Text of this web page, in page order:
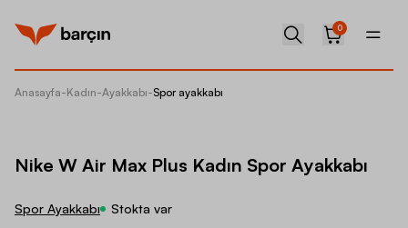
0
Anasayfa-Kadın-Ayakkabı-Spor ayakkabı
Nike W Air Max Plus Kadın Spor Ayakkabı
Spor Ayakkabı Stokta var